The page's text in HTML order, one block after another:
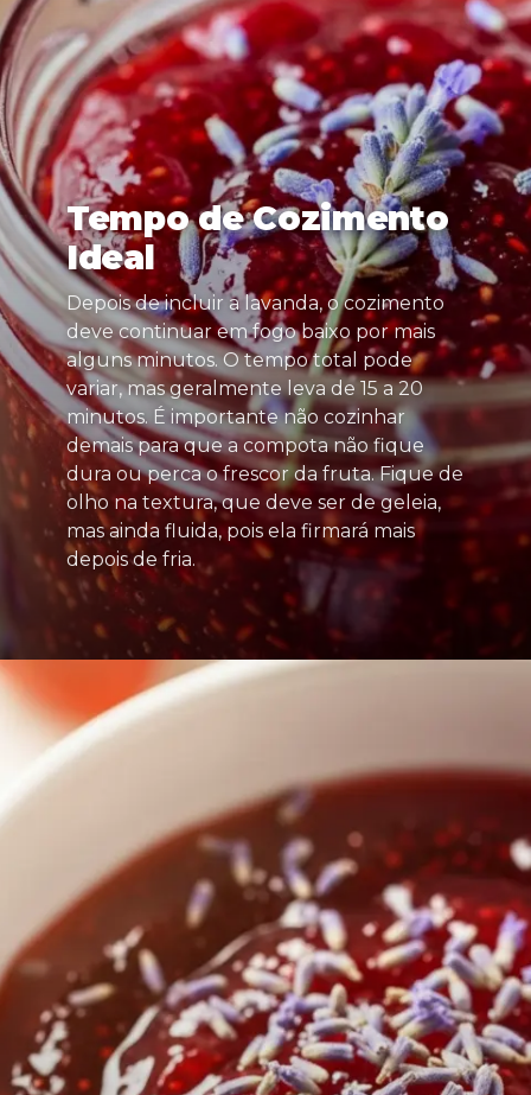
Tempo de Cozimento
Ideal
Depois de incluir a lavanda, o cozimento
deve continuar em fogo baixo por mais
alguns minutos. O tempo total pode
variar, mas geralmente leva de 15 a 20
minutos. É importante não cozinhar
demais para que a compota não fique
dura ou perca o frescor da fruta. Fique de
olho na textura, que deve ser de geleia,
mas ainda fluida, pois ela firmará mais
depois de fria.